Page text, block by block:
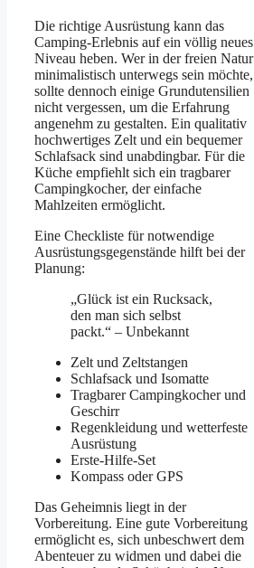
Die richtige Ausrüstung kann das
Camping-Erlebnis auf ein völlig neues
Niveau heben. Wer in der freien Natur
minimalistisch unterwegs sein möchte,
sollte dennoch einige Grundutensilien
nicht vergessen, um die Erfahrung
angenehm zu gestalten. Ein qualitativ
hochwertiges Zelt und ein bequemer
Schlafsack sind unabdingbar. Für die
Küche empfiehlt sich ein tragbarer
Campingkocher, der einfache
Mahlzeiten ermöglicht.
Eine Checkliste für notwendige
Ausrüstungsgegenstände hilft bei der
Planung:
„Glück ist ein Rucksack,
den man sich selbst
packt.“ – Unbekannt
Zelt und Zeltstangen
Schlafsack und Isomatte
Tragbarer Campingkocher und
Geschirr
Regenkleidung und wetterfeste
Ausrüstung
Erste-Hilfe-Set
Kompass oder GPS
Das Geheimnis liegt in der
Vorbereitung. Eine gute Vorbereitung
ermöglicht es, sich unbeschwert dem
Abenteuer zu widmen und dabei die